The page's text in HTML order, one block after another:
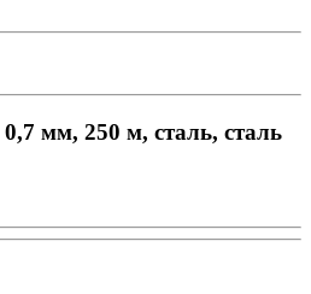
мм, 250 м, сталь, сталь